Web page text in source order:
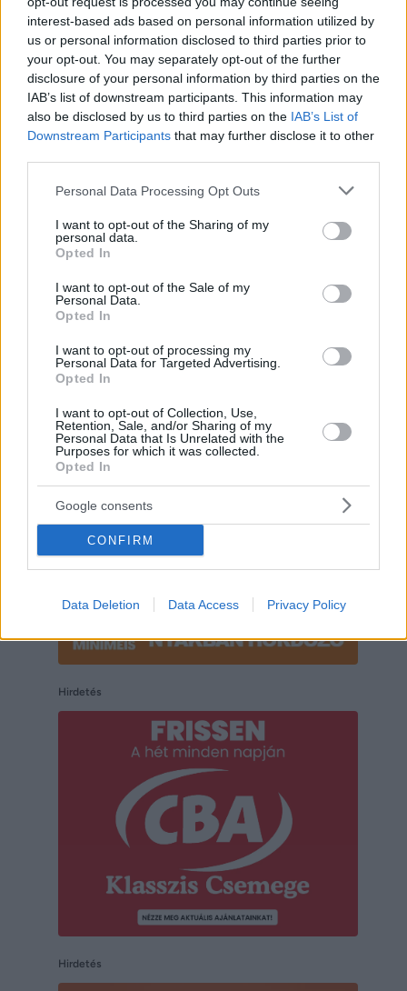
interest-based ads based on personal information utilized by
us or personal information disclosed to third parties prior to
your opt-out. You may separately opt-out of the further
disclosure of your personal information by third parties on the
IAB’s list of downstream participants. This information may
also be disclosed by us to third parties on the IAB’s List of
Downstream Participants that may further disclose it to other
Please note that this website/app uses one or more Google
not limited to your visit or usage behaviour. You may click to
grant or deny consent to Google and its third-party tags to
use your data for below specified purposes in below Google
consent section.
Personal Data Processing Opt Outs
I want to opt-out of the Sharing of my
personal data.
Opted In
I want to opt-out of the Sale of my
Personal Data.
Opted In
I want to opt-out of processing my
Personal Data for Targeted Advertising.
Opted In
I want to opt-out of Collection, Use,
Retention, Sale, and/or Sharing of my
Personal Data that Is Unrelated with the
Purposes for which it was collected.
Opted In
Google consents
CONFIRM
Data Deletion Data Access Privacy Policy
Hirdetés
Hirdetés
Hirdetés